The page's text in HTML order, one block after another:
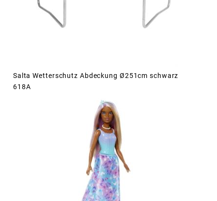
Salta Wetterschutz Abdeckung Ø251cm schwarz
618A